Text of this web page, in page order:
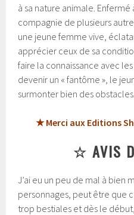
à sa nature animale. Enfermé
compagnie de plusieurs
une jeune femme vive,
apprécier ceux de sa
faire la connaissance avec
devenir un « fantôme », le
surmonter bien des obstacles.
★ Merci aux Editions
☆ AVIS
J’ai eu un peu de mal à bien
personnages, peut être que
trop bestiales et dès le